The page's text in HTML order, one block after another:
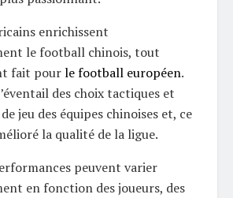
enrichissent
le football chinois, tout
fait pourle football européen.
des choix tactiques et
jeu des équipes chinoises et, ce
la qualité de la ligue.
peuvent varier
en fonction des joueurs, des